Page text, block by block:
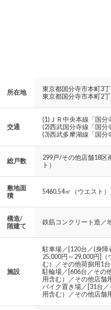
所在地
東京都国分寺市本町3
東京都国分寺市本町2
交通
(1)ＪＲ中央本線「国分
(2)西武国分寺線「国分
(3)西武多摩湖線「国分
総戸数
299戸/その他店舗18区
ト）
敷地面
積
5460.54㎡（ウエスト）
構造/
階建て
鉄筋コンクリート造
施設
駐車場／[120台／(身
25,000円～29,000円]
む）／その他荷捌用1
駐輪場／[606台／その
用含む）／その他店舗
バイク置き場／[31台
用含む）／その他店舗